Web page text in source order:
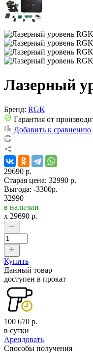
Лазерный
Бренд: RGK
Гарантия от
Добавить к сравнению
29690 р.
Старая цена: 32990 р.
Выгода: -3300р.
32990
в наличии
x 29690 р.
Купить
Данный товар
доступен в прокат
100 670 р.
в сутки
Арендовать
Способы получения